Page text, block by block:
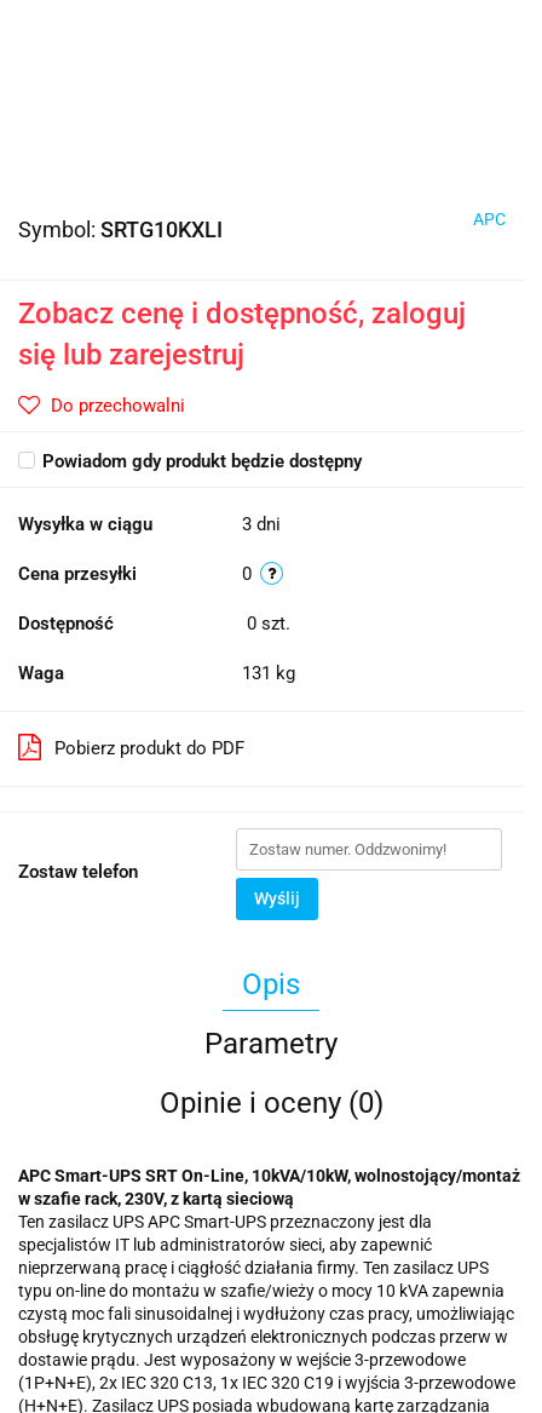
Symbol: SRTG10KXLI APC
Zobacz cenę i dostępność, zaloguj
się lub zarejestruj
Do przechowalni
Powiadom gdy produkt będzie dostępny
Wysyłka w ciągu 3 dni
Cena przesyłki 0
Dostępność 0 szt.
Waga 131 kg
Pobierz produkt do PDF
Zostaw telefon
Wyślij
Opis
Parametry
Opinie i oceny (0)
APC Smart-UPS SRT On-Line, 10kVA/10kW, wolnostojący/montaż
w szafie rack, 230V, z kartą sieciową
Ten zasilacz UPS APC Smart-UPS przeznaczony jest dla
specjalistów IT lub administratorów sieci, aby zapewnić
nieprzerwaną pracę i ciągłość działania firmy. Ten zasilacz UPS
typu on-line do montażu w szafie/wieży o mocy 10 kVA zapewnia
czystą moc fali sinusoidalnej i wydłużony czas pracy, umożliwiając
obsługę krytycznych urządzeń elektronicznych podczas przerw w
dostawie prądu. Jest wyposażony w wejście 3-przewodowe
(1P+N+E), 2x IEC 320 C13, 1x IEC 320 C19 i wyjścia 3-przewodowe
(H+N+E). Zasilacz UPS posiada wbudowaną kartę zarządzania